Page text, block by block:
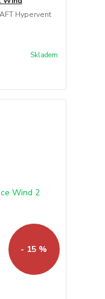
Hypervent
Skladem
- 15 %